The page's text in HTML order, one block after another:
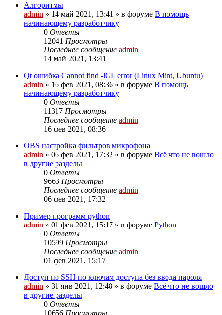
Алгоритмы
admin » 14 май 2021, 13:41 » в форуме В помощь
начинающему разработчику
0 Ответы
12041 Просмотры
Последнее сообщение admin
14 май 2021, 13:41
Qt ошибка Cannot find -lGL error (Linux Mint, Ubuntu)
admin » 16 фев 2021, 08:36 » в форуме В помощь
начинающему разработчику
0 Ответы
11317 Просмотры
Последнее сообщение admin
16 фев 2021, 08:36
OBS настройка фильтров микрофона
admin » 06 фев 2021, 17:32 » в форуме Всё что не вошло
в другие разделы
0 Ответы
9663 Просмотры
Последнее сообщение admin
06 фев 2021, 17:32
Пример программ python
admin » 01 фев 2021, 15:17 » в форуме Python
0 Ответы
10599 Просмотры
Последнее сообщение admin
01 фев 2021, 15:17
Доступ по SSH по ключам доступа без ввода пароля
admin » 31 янв 2021, 12:48 » в форуме Всё что не вошло
в другие разделы
0 Ответы
10656 Просмотры